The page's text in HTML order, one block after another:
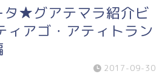
タ★グアテマラ紹介ビ
アゴ・アティトラン
2017-09-30